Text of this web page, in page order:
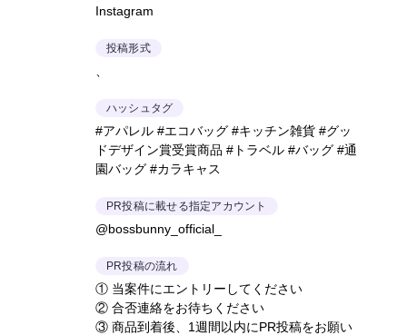
Instagram
投稿形式
ハッシュタグ
#アパレル #エコバッグ #キッチン雑貨 #グッ
ドデザイン賞受賞商品 #トラベル #バッグ #通
園バッグ #カラキャス
PR投稿に載せる指定アカウント
@bossbunny_official_
PR投稿の流れ
① 当案件にエントリーしてください
② 合否連絡をお待ちください
③ 商品到着後、1週間以内にPR投稿をお願い